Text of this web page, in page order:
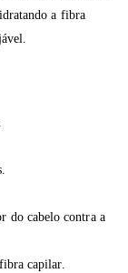
a fibra
do cabelo contra a
capilar.